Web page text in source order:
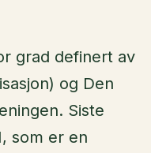
grad definert av
og Den
Siste
som er en